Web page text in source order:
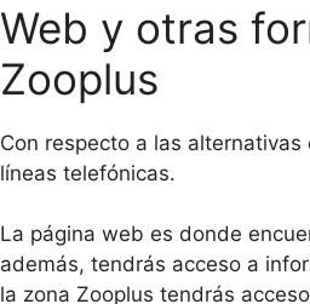
Web y otras
Zooplus
Con respecto a las
líneas telefónicas.
La página web es donde
además, tendrás acceso a
la zona Zooplus tendrás